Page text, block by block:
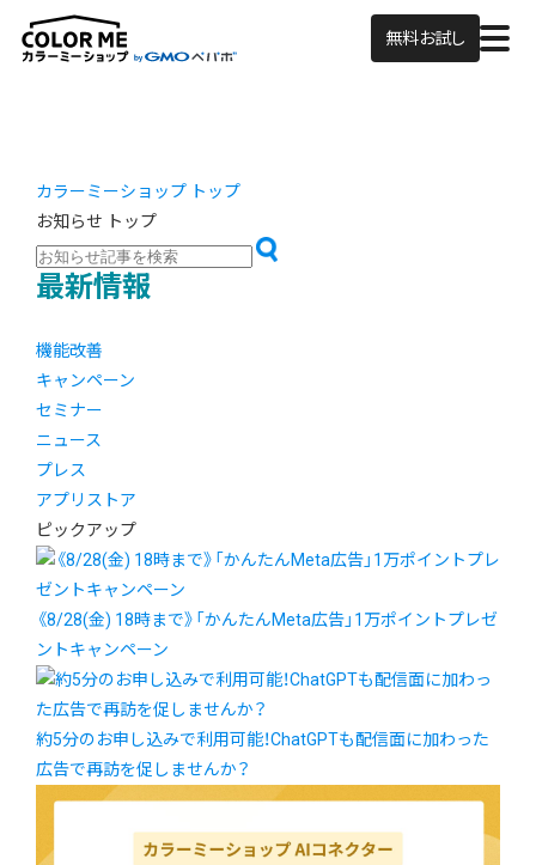
無料お試し
カラーミーショップ トップ
お知らせ トップ
最新情報
機能改善
キャンペーン
セミナー
ニュース
プレス
アプリストア
ピックアップ
《8/28(金) 18時まで》「かんたんMeta広告」1万ポイントプレゼ
ントキャンペーン
約5分のお申し込みで利用可能！ChatGPTも配信面に加わった
広告で再訪を促しませんか？